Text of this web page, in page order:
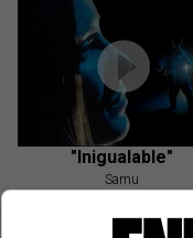
"Inigualable"
Samu